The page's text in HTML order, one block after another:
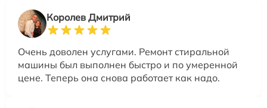
Королев Дмитрий
Очень доволен услугами. Ремонт стиральной
машины был выполнен быстро и по умеренной
цене. Теперь она снова работает как надо.